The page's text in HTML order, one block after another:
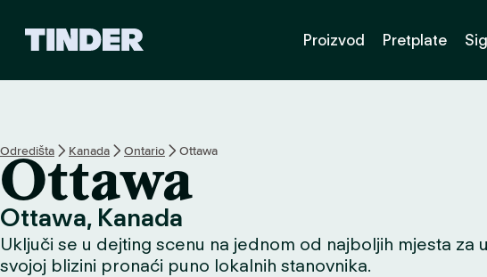
n
a
s
o
v
n
Proizvod Pretplate
Odredišta Kanada Ontario Ottawa
Ottawa
Ottawa, Kanada
Uključi se u dejting scenu na jednom od najboljih mjesta za
svojoj blizini pronaći puno lokalnih stanovnika.